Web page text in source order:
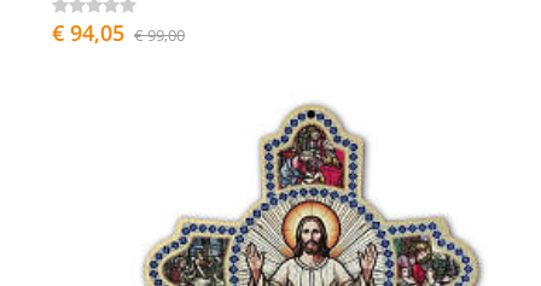
€ 94,05 € 99,00